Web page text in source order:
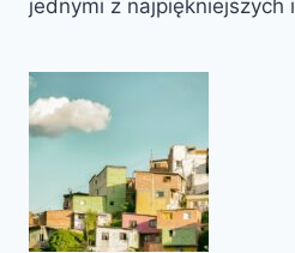
jednymi z najpiękniejszych